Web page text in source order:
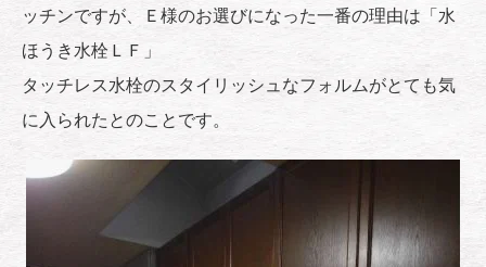
ッチンですが、Ｅ様のお選びになった一番の理由は「水
ほうき水栓ＬＦ」
タッチレス水栓のスタイリッシュなフォルムがとても気
に入られたとのことです。